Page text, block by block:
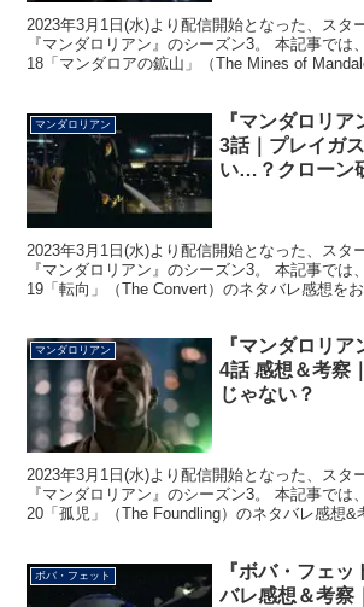
2023年3月1日(水)より配信開始となった、スタ
『マンダロリアン』のシーズン3。 本記事では
18「マンダロアの鉱山」（The Mines of
マンダロリアン
『マンダロリ
3話｜プレイガ
い…？クローン
2023年3月1日(水)より配信開始となった、スタ
『マンダロリアン』のシーズン3。 本記事では
19「転向」（The Convert）のネタバレ感想を
マンダロリアン
『マンダロリ
4話 感想＆考察
じゃない？
2023年3月1日(水)より配信開始となった、スタ
『マンダロリアン』のシーズン3。 本記事では
20「孤児」（The Foundling）のネタバレ感想&
ボバ・フェット
『ボバ・フェ
バレ感想＆考察